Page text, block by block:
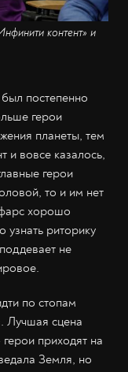
контент» и
постепенно
герои
планеты, тем
и вовсе казалось,
герои
то и им нет
хорошо
риторику
не
по стопам
Лучшая сцена
приходят на
Земля, но